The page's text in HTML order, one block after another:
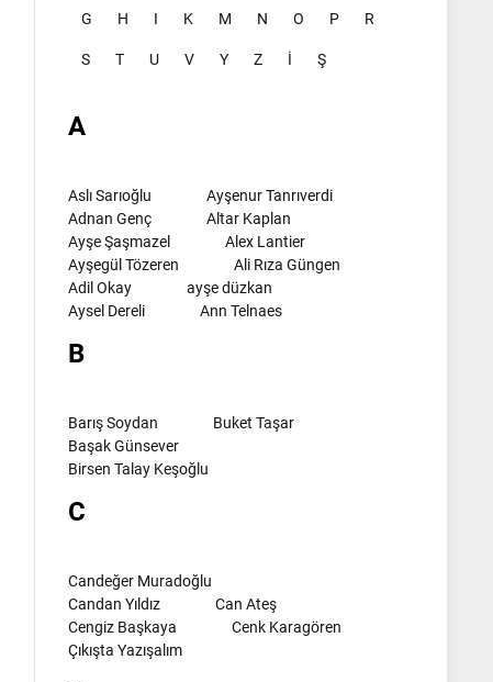
G H I K M N O P R
S T U V Y Z İ Ş
A
Aslı Sarıoğlu
Ayşenur Tanrıverdi
Adnan Genç
Altar Kaplan
Ayşe Şaşmazel
Alex Lantier
Ayşegül Tözeren
Ali Rıza Güngen
Adil Okay
ayşe düzkan
Aysel Dereli
Ann Telnaes
B
Barış Soydan
Buket Taşar
Başak Günsever
Birsen Talay Keşoğlu
C
Candeğer Muradoğlu
Candan Yıldız
Can Ateş
Cengiz Başkaya
Cenk Karagören
Çıkışta Yazışalım